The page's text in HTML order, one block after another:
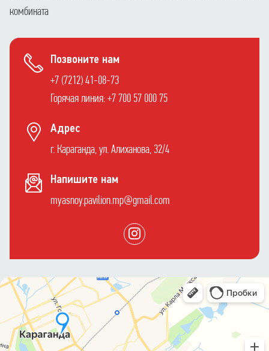
комбината
Позвоните нам
+7 (7212) 41-08-73
Горячая линия: +7 700 57 000 75
Адрес
г. Караганда, ул. Алиханова, 32/4
Напишите нам
myasnoy.pavilion.mp@gmail.com